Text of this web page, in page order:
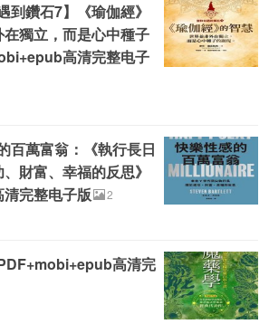
到鑽石7】《瑜伽經》
獨立，而是心中種子
高清完整电子
百萬富翁：《執行長日
財富、幸福的反思》
完整电子版
2
高清完